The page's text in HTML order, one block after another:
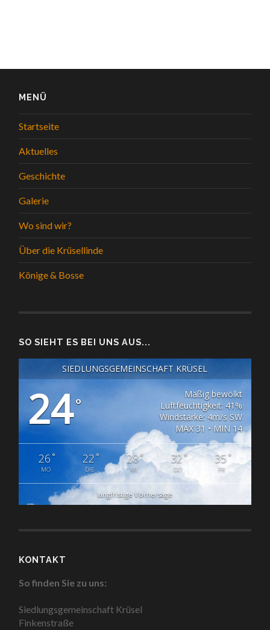
MENÜ
Startseite
Aktuelles
Geschichte
Galerie
Wo sind wir?
Über die Krüsellinde
Könige & Bosse
SO SIEHT ES BEI UNS AUS...
SIEDLUNGSGEMEINSCHAFT KRÜSEL
24°
Mäßig bewölkt
Luftfeuchtigkeit: 41%
Windstärke: 4m/s SW
MAX 31 • MIN 14
26°
MO
22 °
DIE
28°
MI
32°
DO
35°
FR
langfristige Vorhersage
KONTAKT
So finden Sie zu uns:
Siedlungsgemeinschaft Krüsel
Finkenstraße